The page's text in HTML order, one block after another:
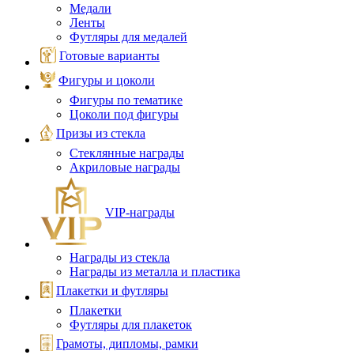
Медали
Ленты
Футляры для медалей
Готовые варианты
Фигуры и цоколи
Фигуры по тематике
Цоколи под фигуры
Призы из стекла
Стеклянные награды
Акриловые награды
VIP‑награды
Награды из стекла
Награды из металла и пластика
Плакетки и футляры
Плакетки
Футляры для плакеток
Грамоты, дипломы, рамки